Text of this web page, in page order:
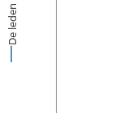
De leden